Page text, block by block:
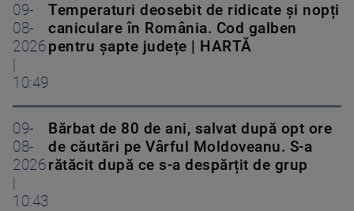
09-
08-
2026
|
10:49
Temperaturi deosebit de ridicate și nopți
caniculare în România. Cod galben
pentru șapte județe | HARTĂ
09-
08-
2026
|
10:43
Bărbat de 80 de ani, salvat după opt ore
de căutări pe Vârful Moldoveanu. S-a
rătăcit după ce s-a despărțit de grup